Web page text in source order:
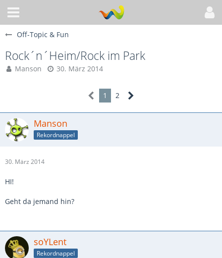
Off-Topic & Fun
Rock´n´Heim/Rock im Park
Manson 30. März 2014
1 2
Manson
Rekordnappel
30. März 2014
HI!
Geht da jemand hin?
soYLent
Rekordnappel